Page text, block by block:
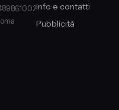
Info e contatti
Pubblicità